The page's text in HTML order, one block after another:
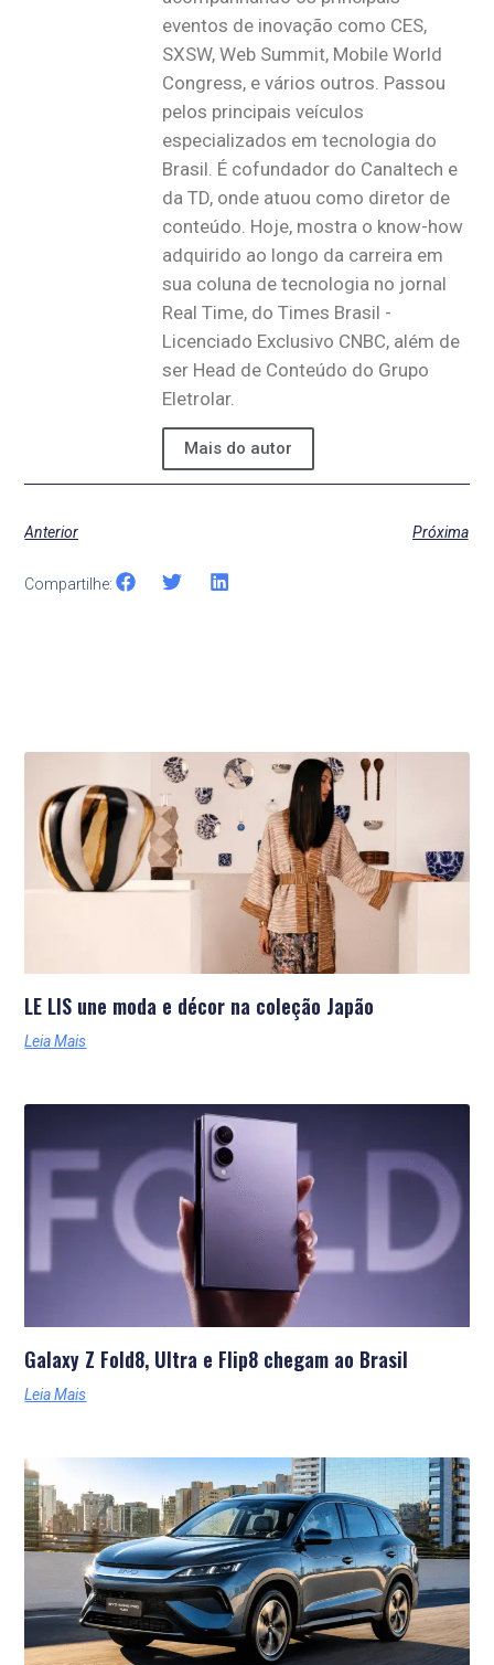
eventos de inovação como CES,
SXSW, Web Summit, Mobile World
Congress, e vários outros. Passou
pelos principais veículos
especializados em tecnologia do
Brasil. É cofundador do Canaltech e
da TD, onde atuou como diretor de
conteúdo. Hoje, mostra o know-how
adquirido ao longo da carreira em
sua coluna de tecnologia no jornal
Real Time, do Times Brasil -
Licenciado Exclusivo CNBC, além de
ser Head de Conteúdo do Grupo
Eletrolar.
Mais do autor
Anterior Próxima
Compartilhe:
Últimas Notícias
LE LIS une moda e décor na coleção Japão
Leia Mais
Galaxy Z Fold8, Ultra e Flip8 chegam ao Brasil
Leia Mais